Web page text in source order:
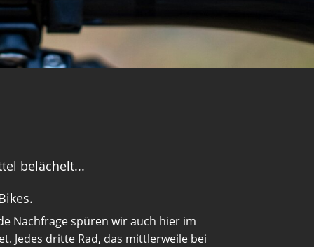
belächelt...
Nachfrage spüren wir auch hier im
Jedes dritte Rad, das mittlerweile bei